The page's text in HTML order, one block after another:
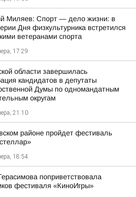
Миляев: Спорт — дело жизни: в
Дня физкультурника встретился
ветеранами спорта
17:29
области завершилась
кандидатов в депутаты
Думы по одномандатным
округам
21:10
районе пройдет фестиваль
18:54
поприветствовала
фестиваля «КиноИгры»